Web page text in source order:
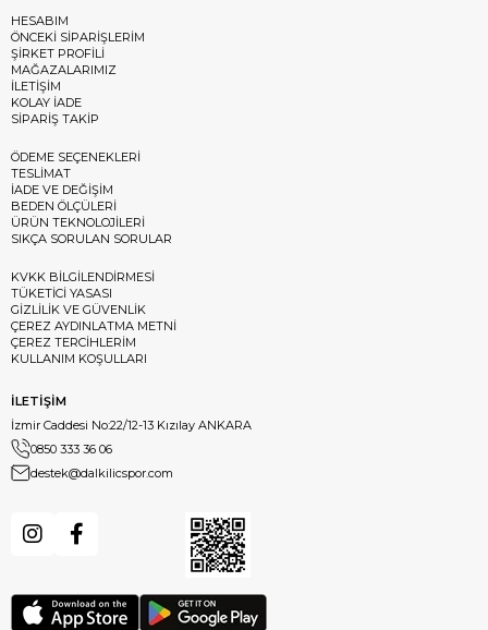
HESABIM
ÖNCEKİ SİPARİŞLERİM
ŞİRKET PROFİLİ
MAĞAZALARIMIZ
İLETİŞİM
KOLAY İADE
SİPARİŞ TAKİP
ÖDEME SEÇENEKLERİ
TESLİMAT
İADE VE DEĞİŞİM
BEDEN ÖLÇÜLERİ
ÜRÜN TEKNOLOJİLERİ
SIKÇA SORULAN SORULAR
KVKK BİLGİLENDİRMESİ
TÜKETİCİ YASASI
GİZLİLİK VE GÜVENLİK
ÇEREZ AYDINLATMA METNİ
ÇEREZ TERCİHLERİM
KULLANIM KOŞULLARI
İLETİŞİM
İzmir Caddesi No:22/12-13 Kızılay ANKARA
0850 333 36 06
destek@dalkilicspor.com